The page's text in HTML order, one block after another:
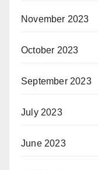
November 2023
October 2023
September 2023
July 2023
June 2023